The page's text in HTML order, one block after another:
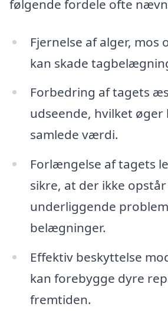
følgende fordele ofte
Fjernelse af alger, mos
kan skade
Forbedring af tagets
udseende, hvilket øger
samlede værdi.
Forlængelse af tagets
sikre, at der ikke opstår
underliggende
belægninger.
Effektiv beskyttelse
kan forebygge dyre
fremtiden.